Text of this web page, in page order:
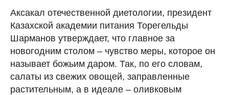
Аксакал отечественной диетологии, президент
Казахской академии питания Торегельды
Шарманов утверждает, что главное за
новогодним столом – чувство меры, которое он
называет божьим даром. Так, по его словам,
салаты из свежих овощей, заправленные
растительным, а в идеале – оливковым